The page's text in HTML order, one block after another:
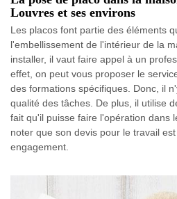
Louvres et ses environs
Les placos font partie des éléments
l'embellissement de l'intérieur de la
installer, il vaut faire appel à un
effet, on peut vous proposer le
des formations spécifiques. Donc, il
qualité des tâches. De plus, il utilise
fait qu'il puisse faire l'opération dans
noter que son devis pour le travail
engagement.